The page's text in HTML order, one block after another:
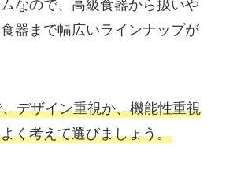
なので、高級食器から扱いや
器まで幅広いラインナップが
デザイン重視か、機能性重視
く考えて選びましょう。